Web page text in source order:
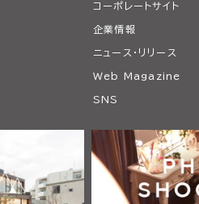
コーポレートサイト
企業情報
ニュース・リリース
Web Magazine
SNS